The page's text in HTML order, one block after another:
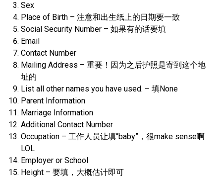
Sex
Place of Birth – 注意和出生纸上的日期要一致
Social Security Number – 如果有的话要填
Email
Contact Number
Mailing Address – 重要！因为之后护照是寄到这个地
址的
List all other names you have used. – 填None
Parent Information
Marriage Information
Additional Contact Number
Occupation – 工作人员让填“baby”，很make sense啊
LOL
Employer or School
Height – 要填，大概估计即可